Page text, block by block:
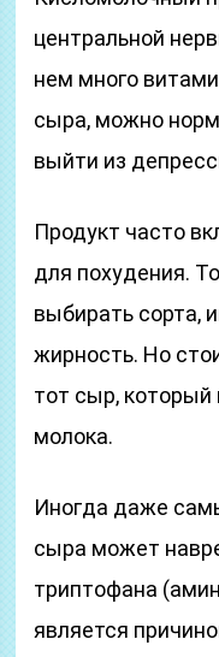
центральной
нем много
сыра, можно
выйти из
Продукт часто
для похудения.
выбирать
жирность. Но
тот сыр, который
молока.
Иногда даже
сыра может
триптофана
является